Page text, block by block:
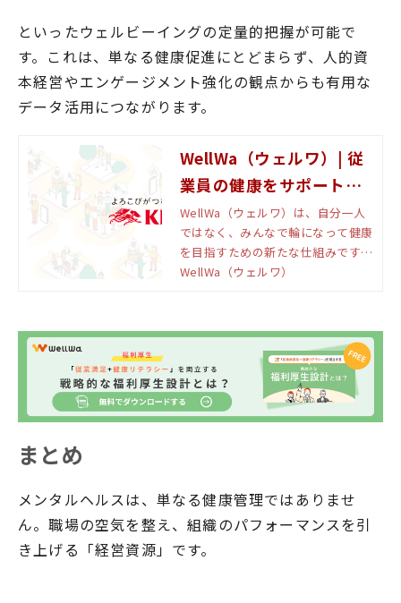
といったウェルビーイングの定量的把握が可能で
す。これは、単なる健康促進にとどまらず、人的資
本経営やエンゲージメント強化の観点からも有用な
データ活用につながります。
WellWa（ウェルワ）| 従
業員の健康をサポートす
る健康経営支援サービス
WellWa（ウェルワ）は、自分一人
ではなく、みんなで輪になって健康
を目指すための新たな仕組みです。
「たのしい健康」と「おいしい健
WellWa（ウェルワ）
まとめ
メンタルヘルスは、単なる健康管理ではありませ
ん。職場の空気を整え、組織のパフォーマンスを引
き上げる「経営資源」です。